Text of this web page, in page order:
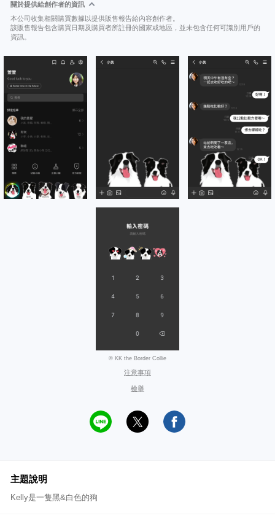
關於提供給創作者的資訊
本公司收集相關購買數據以提供販售報告給內容創作者。
該販售報告包含購買日期及購買者所註冊的國家或地區，並未包含任何可識別用戶的
資訊。
© KK the Border Collie
注意事項
檢舉
主題說明
Kelly是一隻黑&白色的狗